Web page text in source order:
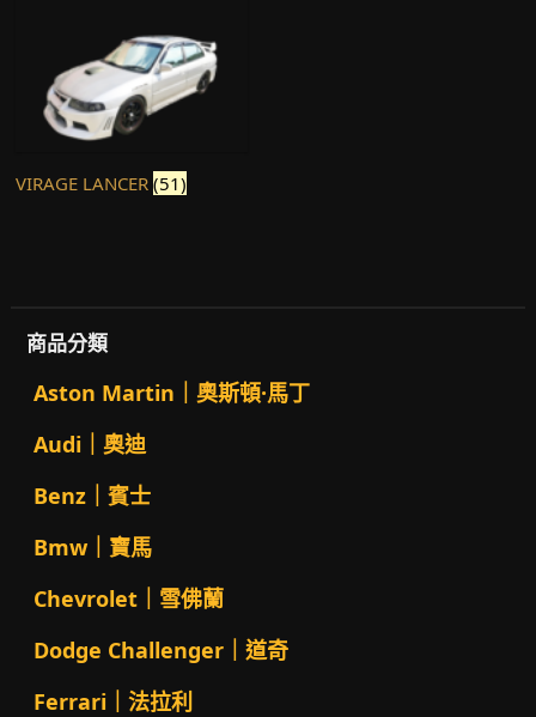
VIRAGE LANCER (51)
商品分類
Aston Martin｜奧斯頓·馬丁
Audi｜奧迪
Benz｜賓士
Bmw｜寶馬
Chevrolet｜雪佛蘭
Dodge Challenger｜道奇
Ferrari｜法拉利